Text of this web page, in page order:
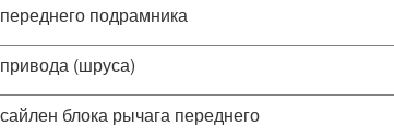
подрамника
(шруса)
блока рычага переднего